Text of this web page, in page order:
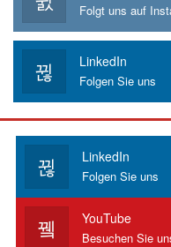
Folgt uns auf
LinkedIn
Folgen Sie uns
LinkedIn
Folgen Sie uns
YouTube
Besuchen Sie uns auf